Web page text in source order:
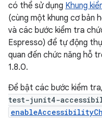
có thể sử dụng Khung
(cùng một khung cơ bản
và các bước kiểm tra
Espresso) để tự động
quan đến chức năng hỗ
1.8.0.
Để bật các bước kiểm
test-junit4-